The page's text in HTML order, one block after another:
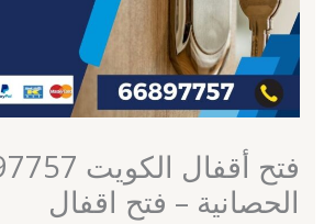
الحصانية – فتح اقفال